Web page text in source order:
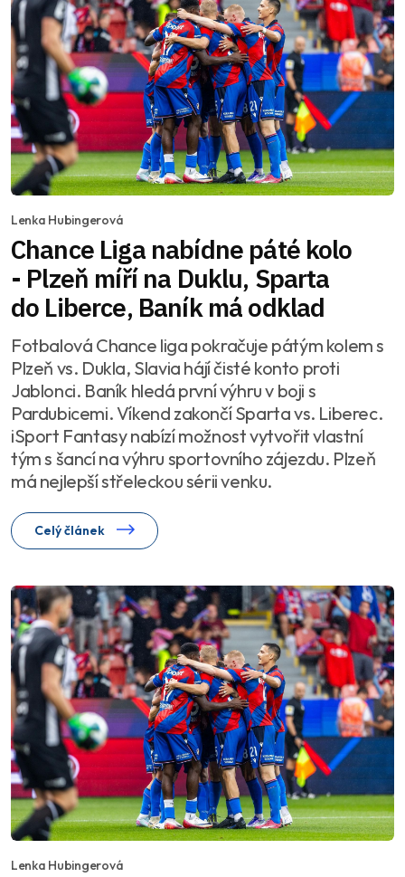
Lenka Hubingerová
Chance Liga nabídne páté kolo
- Plzeň míří na Duklu, Sparta
do Liberce, Baník má odklad
Fotbalová Chance liga pokračuje pátým kolem s
Plzeň vs. Dukla, Slavia hájí čisté konto proti
Jablonci. Baník hledá první výhru v boji s
Pardubicemi. Víkend zakončí Sparta vs. Liberec.
iSport Fantasy nabízí možnost vytvořit vlastní
tým s šancí na výhru sportovního zájezdu. Plzeň
má nejlepší střeleckou sérii venku.
Celý článek
Lenka Hubingerová